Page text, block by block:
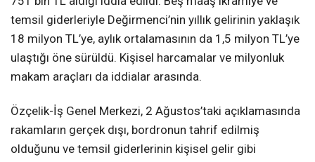
temsil giderleriyle Değirmenci’nin yıllık gelirinin yaklaşık
18 milyon TL’ye, aylık ortalamasının da 1,5 milyon TL’ye
ulaştığı öne sürüldü. Kişisel harcamalar ve milyonluk
makam araçları da iddialar arasında.
Özçelik-İş Genel Merkezi, 2 Ağustos’taki açıklamasında
rakamların gerçek dışı, bordronun tahrif edilmiş
olduğunu ve temsil giderlerinin kişisel gelir gibi